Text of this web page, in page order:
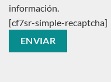
información.
[cf7sr-simple-recaptcha]